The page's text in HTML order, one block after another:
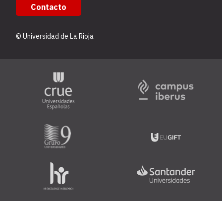
Contacto
© Universidad de La Rioja